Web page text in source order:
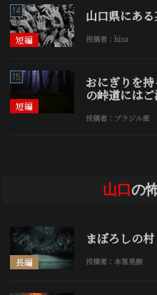
短編
14 山口県にあ
投稿者：hisa
短編
15 おにぎりを
の峠道にはご
投稿者：ブラジル産
山口の
長編
まぼろしの村
投稿者：本宮晃樹